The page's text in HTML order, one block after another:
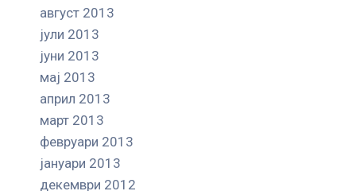
август 2013
јули 2013
јуни 2013
мај 2013
април 2013
март 2013
февруари 2013
јануари 2013
декември 2012